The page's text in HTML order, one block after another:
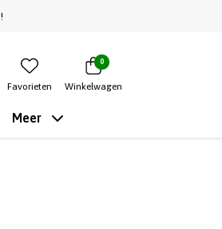
!
Favorieten
0
Winkelwagen
Meer